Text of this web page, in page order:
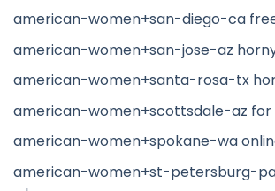
american-women+san-diego-ca
american-women+san-jose-az
american-women+santa-rosa-tx
american-women+scottsdale-az for
american-women+spokane-wa
american-women+st-petersburg-